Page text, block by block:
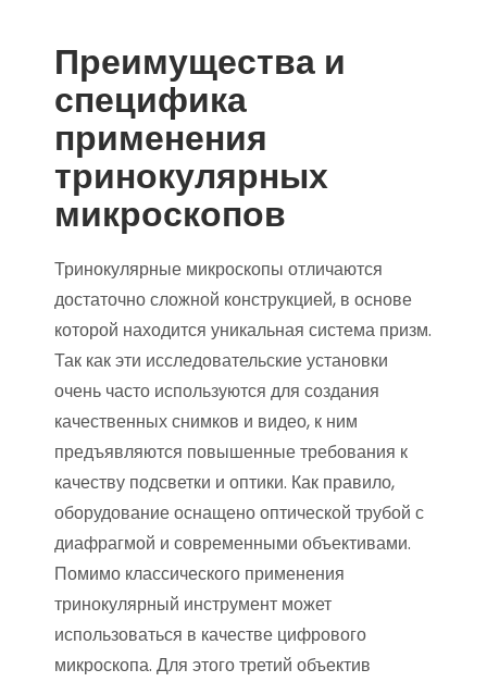
Преимущества и
специфика
применения
тринокулярных
микроскопов
Тринокулярные микроскопы отличаются
достаточно сложной конструкцией, в основе
которой находится уникальная система призм.
Так как эти исследовательские установки
очень часто используются для создания
качественных снимков и видео, к ним
предъявляются повышенные требования к
качеству подсветки и оптики. Как правило,
оборудование оснащено оптической трубой с
диафрагмой и современными объективами.
Помимо классического применения
тринокулярный инструмент может
использоваться в качестве цифрового
микроскопа. Для этого третий объектив